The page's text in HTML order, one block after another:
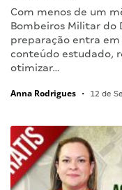
Com menos de um
Bombeiros Militar do
preparação entra em
conteúdo estudado,
otimizar…
Anna Rodrigues • 12 de